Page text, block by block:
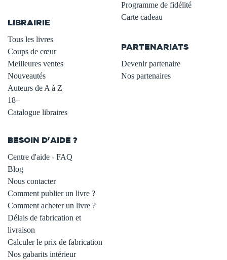
LIBRAIRIE
Tous les livres
Coups de cœur
Meilleures ventes
Nouveautés
Auteurs de A à Z
18+
Catalogue libraires
Programme de fidélité
Carte cadeau
PARTENARIATS
Devenir partenaire
Nos partenaires
BESOIN D'AIDE ?
Centre d'aide - FAQ
Blog
Nous contacter
Comment publier un livre ?
Comment acheter un livre ?
Délais de fabrication et
livraison
Calculer le prix de fabrication
Nos gabarits intérieur